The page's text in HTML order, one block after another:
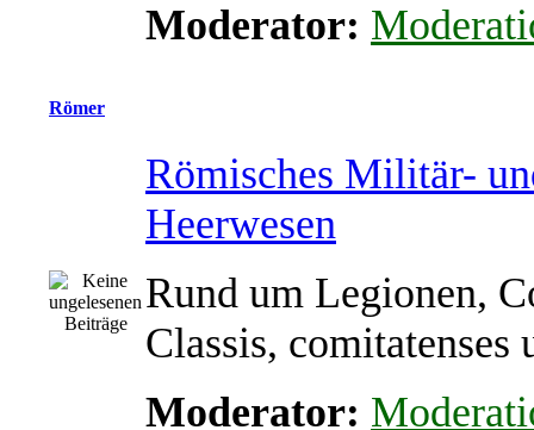
Moderator:
Römer
Römisches Militär-
Heerwesen
Rund um Legionen,
Classis, comitatenses
Moderator: